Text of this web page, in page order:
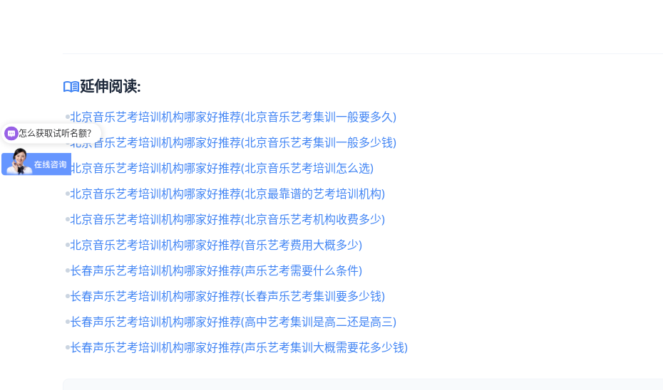
menu_book延伸阅读:
北京音乐艺考培训机构哪家好推荐(北京音乐艺考集训一般要多久)
北京音乐艺考培训机构哪家好推荐(北京音乐艺考集训一般多少钱)
北京音乐艺考培训机构哪家好推荐(北京音乐艺考培训怎么选)
北京音乐艺考培训机构哪家好推荐(北京最靠谱的艺考培训机构)
北京音乐艺考培训机构哪家好推荐(北京音乐艺考机构收费多少)
北京音乐艺考培训机构哪家好推荐(音乐艺考费用大概多少)
长春声乐艺考培训机构哪家好推荐(声乐艺考需要什么条件)
长春声乐艺考培训机构哪家好推荐(长春声乐艺考集训要多少钱)
长春声乐艺考培训机构哪家好推荐(高中艺考集训是高二还是高三)
长春声乐艺考培训机构哪家好推荐(声乐艺考集训大概需要花多少钱)
留下【姓名】 【微信】即获取免费试听名额